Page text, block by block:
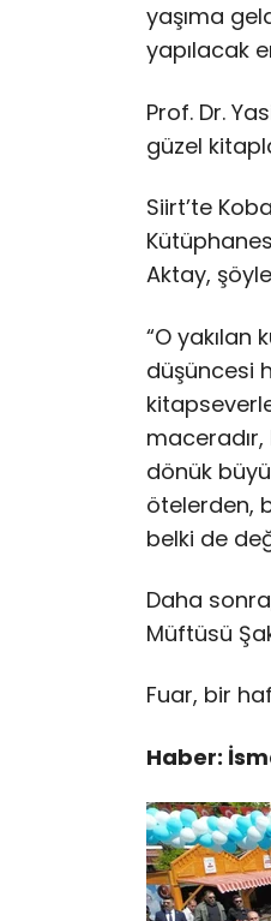
yaşıma
yapılacak
Prof. Dr.
güzel
Siirt’te
Aktay,
“O
düşüncesi
dönük
ötelerden,
belki de
Daha
Müftüsü
Fuar, bir
Haber: